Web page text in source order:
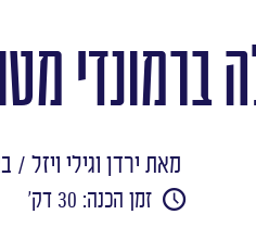
ברמונדי
מאת ירדן וגילי ויזל /
זמן הכנה: 30 דק'